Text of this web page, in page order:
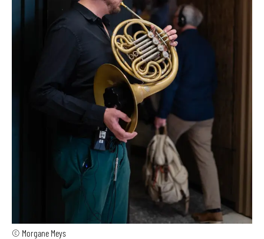
© Morgane Meys